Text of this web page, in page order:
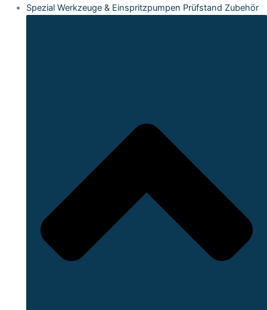
Spezial Werkzeuge & Einspritzpumpen Prüfstand Zubehör